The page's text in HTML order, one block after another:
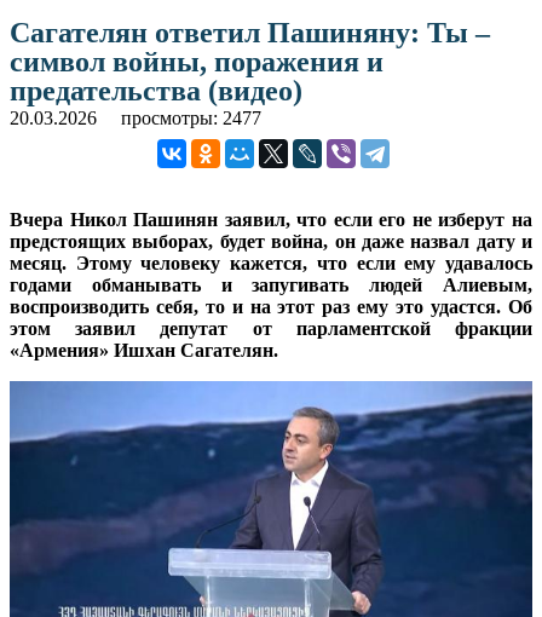
Сагателян ответил Пашиняну: Ты –
символ войны, поражения и
предательства (видео)
20.03.2026 просмотры: 2477
Вчера Никол Пашинян заявил, что если его не изберут на
предстоящих выборах, будет война, он даже назвал дату и
месяц. Этому человеку кажется, что если ему удавалось
годами обманывать и запугивать людей Алиевым,
воспроизводить себя, то и на этот раз ему это удастся. Об
этом заявил депутат от парламентской фракции
«Армения» Ишхан Сагателян.